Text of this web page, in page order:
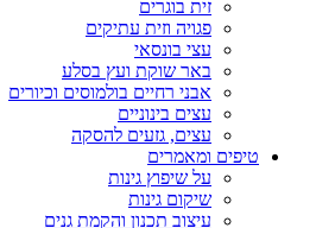
זית בוגרים
פגויה וזית עתיקים
עצי בונסאי
באר שוקת ועץ בסלע
אבני רחיים בולמוסים וכיורים
עצים בינוניים
עצים, גזעים להסקה
ומאמרים
על שיפוץ גינות
שיקום גינות
עיצוב תכנון והקמת גנים